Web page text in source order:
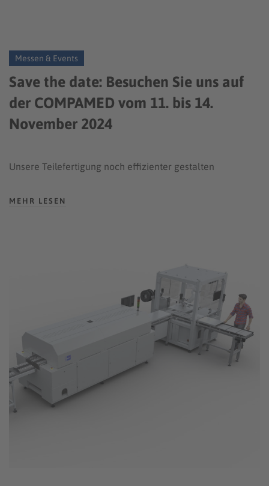
Messen & Events
Save the date: Besuchen Sie uns auf
der COMPAMED vom 11. bis 14.
November 2024
Unsere Teilefertigung noch effizienter gestalten
MEHR LESEN